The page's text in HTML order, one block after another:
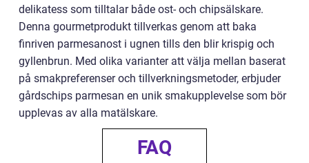
delikatess som tilltalar både ost- och chipsälskare.
Denna gourmetprodukt tillverkas genom att baka
finriven parmesanost i ugnen tills den blir krispig och
gyllenbrun. Med olika varianter att välja mellan baserat
på smakpreferenser och tillverkningsmetoder, erbjuder
gårdschips parmesan en unik smakupplevelse som bör
upplevas av alla matälskare.
FAQ